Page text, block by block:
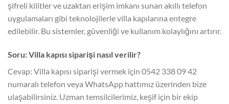
şifreli kilitler ve uzaktan erişim imkanı sunan akıllı telefon
uygulamaları gibi teknolojilerle villa kapılarına entegre
edilebilir. Bu sistemler, güvenliği ve kullanım kolaylığını artırır.
Soru: Villa kapısı siparişi nasıl verilir?
Cevap: Villa kapısı siparişi vermek için 0542 338 09 42
numaralı telefon veya WhatsApp hattımız üzerinden bize
ulaşabilirsiniz. Uzman temsilcilerimiz, keşif için bir ekip